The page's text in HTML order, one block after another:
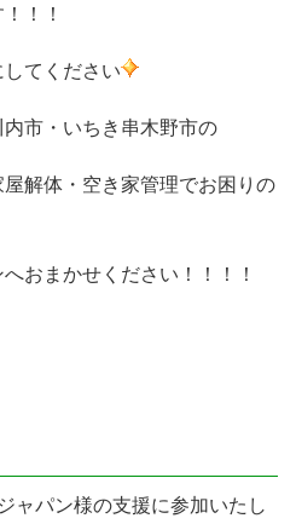
！！
てください
市・いちき串木野市の
解体・空き家管理でお困りの
おまかせください！！！！
ャパン様の支援に参加いたし